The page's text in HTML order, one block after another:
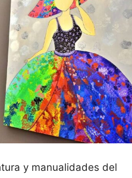
y manualidades del